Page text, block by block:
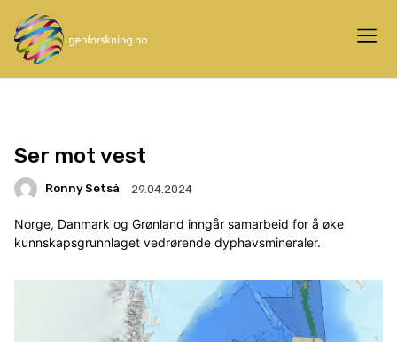
Ser mot vest
Ronny Setså 29.04.2024
Norge, Danmark og Grønland inngår samarbeid for å øke
kunnskapsgrunnlaget vedrørende dyphavsmineraler.